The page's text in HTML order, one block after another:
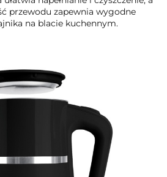
przewodu zapewnia wygodne
na blacie kuchennym.